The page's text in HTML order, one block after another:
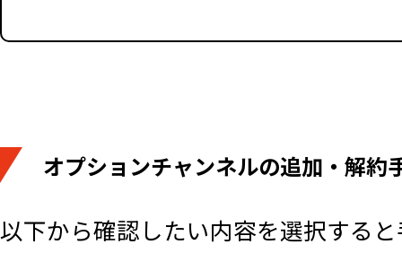
オプションチャンネルの追加・解約
以下から確認したい内容を選択する